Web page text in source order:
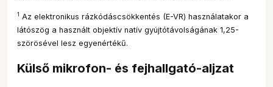
1 Az elektronikus rázkódáscsökkentés (E-VR) használatakor a
látószög a használt objektív natív gyújtótávolságának 1,25-
szörösével lesz egyenértékű.
Külső mikrofon- és fejhallgató-aljzat